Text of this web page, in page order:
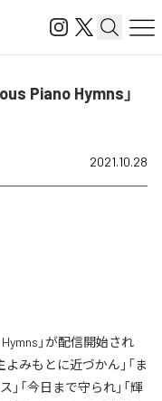
Piano Hymns」
2021.10.28
」が配信開始され
みもとに近づかん」「ま
「今日まで守られ」「輝